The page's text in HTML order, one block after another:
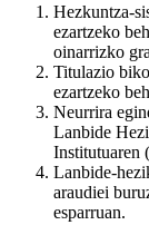
Hezkuntza-
ezartzeko
oinarrizko
Titulazio
ezartzeko
Neurrira
Lanbide
Institutuaren
Lanbide-
araudiei
esparruan.